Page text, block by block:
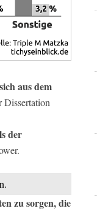
aus dem
Dissertation
der
zu sorgen, die